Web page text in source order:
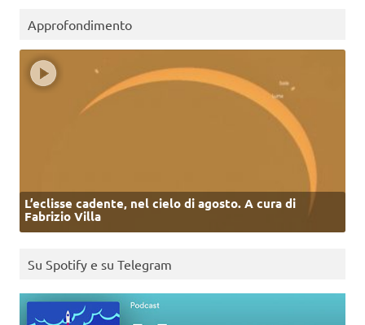
Approfondimento
L’eclisse cadente, nel cielo di agosto. A cura di
Fabrizio Villa
Su Spotify e su Telegram